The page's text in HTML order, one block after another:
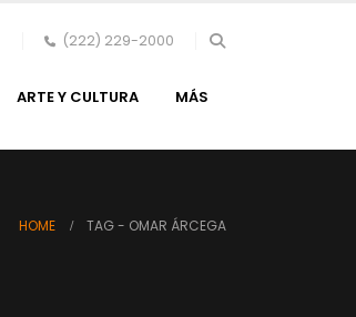
(222) 229-2000
ARTE Y CULTURA MÁS
HOME TAG - OMAR ÁRCEGA